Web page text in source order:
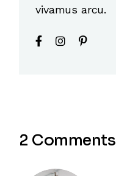
vivamus arcu.
2 Comments